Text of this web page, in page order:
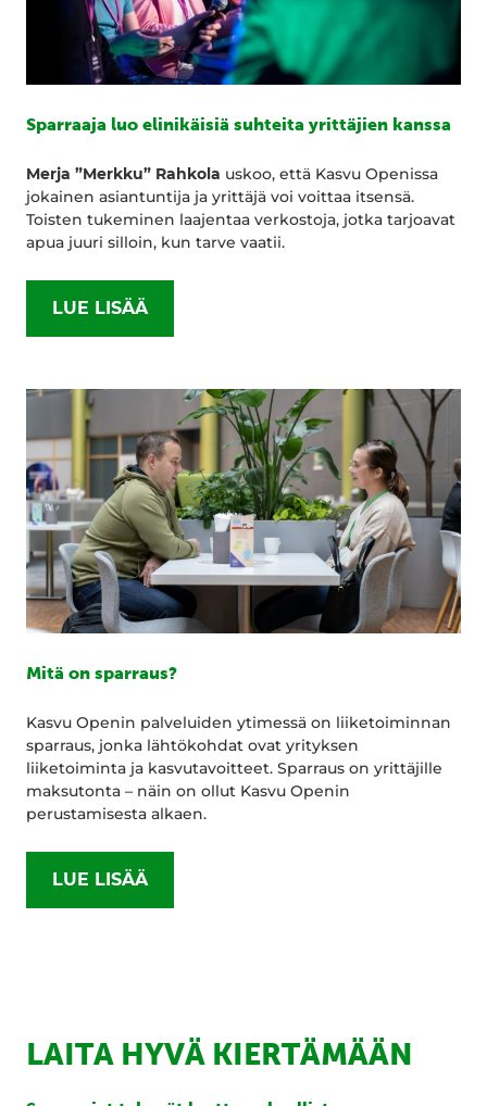
Sparraaja luo elinikäisiä suhteita yrittäjien kanssa
Merja ”Merkku” Rahkola uskoo, että Kasvu Openissa
jokainen asiantuntija ja yrittäjä voi voittaa itsensä.
Toisten tukeminen laajentaa verkostoja, jotka tarjoavat
apua juuri silloin, kun tarve vaatii.
LUE LISÄÄ
Mitä on sparraus?
Kasvu Openin palveluiden ytimessä on liiketoiminnan
sparraus, jonka lähtökohdat ovat yrityksen
liiketoiminta ja kasvutavoitteet. Sparraus on yrittäjille
maksutonta – näin on ollut Kasvu Openin
perustamisesta alkaen.
LUE LISÄÄ
LAITA HYVÄ KIERTÄMÄÄN